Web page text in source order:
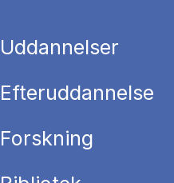
Uddannelser
Efteruddannelse
Forskning